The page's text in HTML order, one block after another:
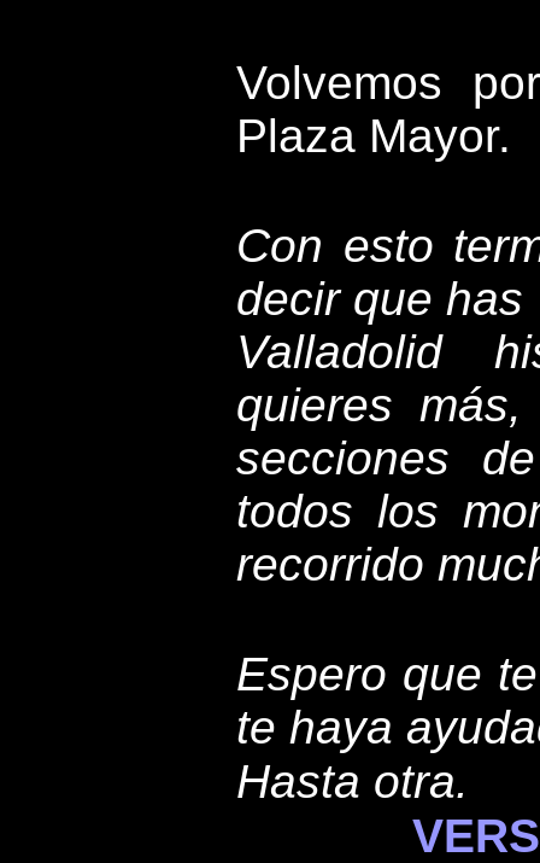
Volvemos
Plaza Mayor.
Con esto
decir que
Valladolid
quieres
secciones
todos los
recorrido
Espero que
te haya
Hasta otra.